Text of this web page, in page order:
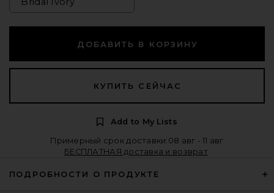
ДОБАВИТЬ В КОРЗИНУ
КУПИТЬ СЕЙЧАС
Add to My Lists
Примерный срок доставки:08 авг - 11 авг
БЕСПЛАТНАЯ доставка и возврат
ПОДРОБНОСТИ О ПРОДУКТЕ